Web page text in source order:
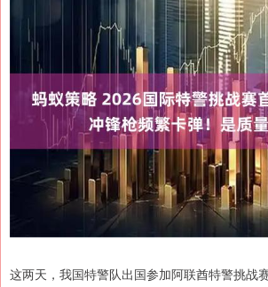
这两天，我国特警队出国参加阿联酋特警挑战